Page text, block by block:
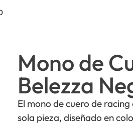
Mono de
Belezza
El mono de cuero de
sola pieza, diseñado en